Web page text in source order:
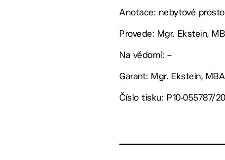
Anotace: nebytové
Provede: Mgr. Ekstein,
Na vědomí: –
Garant: Mgr. Ekstein,
Číslo tisku: P10-055787/